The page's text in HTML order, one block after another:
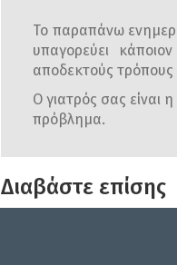
Το παραπάνω
υπαγορεύει
αποδεκτούς τρόπους
Ο γιατρός σας είναι
πρόβλημα.
Διαβάστε επίσης